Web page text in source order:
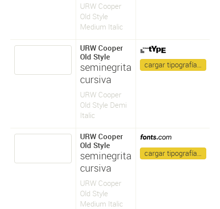
URW Cooper
Old Style
Medium Italic
URW Cooper
Old Style
seminegrita
cursiva
URW Cooper
Old Style Demi
Italic
cargar tipografía…
URW Cooper
Old Style
seminegrita
cursiva
URW Cooper
Old Style
Medium Italic
cargar tipografía…